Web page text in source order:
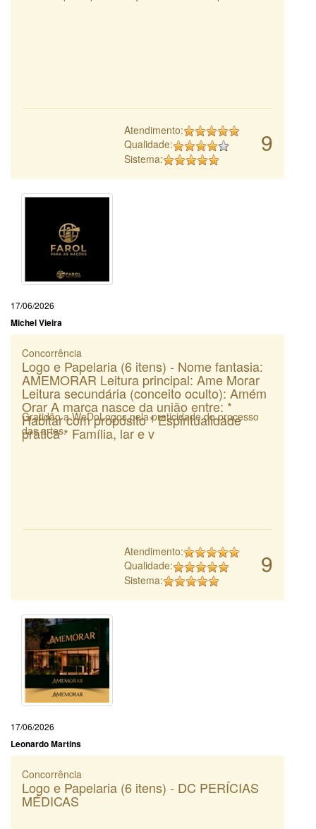
9
Atendimento:
Qualidade:
Sistema:
17/06/2026
Michel Vieira
Concorrência
Logo e Papelaria (6 itens) - Nome fantasia:
AMEMORAR Leitura principal: Ame Morar
Leitura secundária (conceito oculto): Amém
Orar A marca nasce da união entre: *
Habitar com propósito * Espiritualidade
prática * Família, lar e v
Gratidão a WeDoLogos pela praticidade do processo
das artes.
9
Atendimento:
Qualidade:
Sistema:
17/06/2026
Leonardo Martins
Concorrência
Logo e Papelaria (6 itens) - DC PERÍCIAS
MÉDICAS